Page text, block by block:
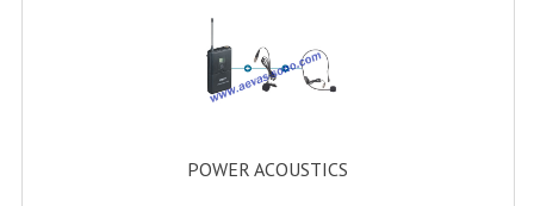
Platines Dvd Pour Dj
Platines Cassettes
Microphones Scène Et Studio
POWER ACOUSTICS